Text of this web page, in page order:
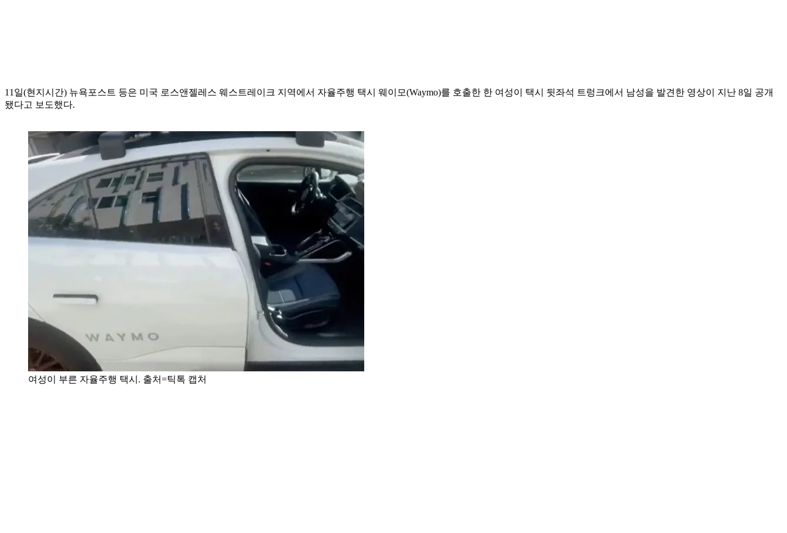
11일(현지시간) 뉴욕포스트 등은 미국 로스앤젤레스 웨스트레이크 지역에서 자율주행 택시 웨이모(Waymo)를 호출한 한 여성이 택시 뒷좌석 트렁크에서 남성을 발견한 영상이 지난 8일 공개
됐다고 보도했다.
여성이 부른 자율주행 택시. 출처=틱톡 캡처